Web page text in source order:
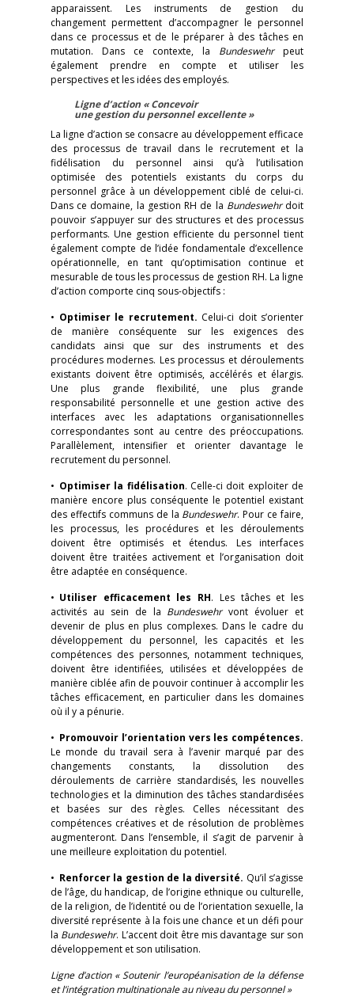
apparaissent. Les instruments de gestion du
changement permettent d’accompagner le personnel
dans ce processus et de le préparer à des tâches en
mutation. Dans ce contexte, la Bundeswehrpeut
également prendre en compte et utiliser les
perspectives et les idées des employés.
Ligne d’action « Concevoir
une gestion du personnel excellente »
La ligne d’action se consacre au développement efficace
des processus de travail dans le recrutement et la
fidélisation du personnel ainsi qu’à l’utilisation
optimisée des potentiels existants du corps du
personnel grâce à un développement ciblé de celui-ci.
Dans ce domaine, la gestion RH de la Bundeswehrdoit
pouvoir s’appuyer sur des structures et des processus
performants. Une gestion efficiente du personnel tient
également compte de l’idée fondamentale d’excellence
opérationnelle, en tant qu’optimisation continue et
mesurable de tous les processus de gestion RH. La ligne
d’action comporte cinq sous-objectifs :
• Optimiser le recrutement. Celui-ci doit s’orienter
de manière conséquente sur les exigences des
candidats ainsi que sur des instruments et des
procédures modernes. Les processus et déroulements
existants doivent être optimisés, accélérés et élargis.
Une plus grande flexibilité, une plus grande
responsabilité personnelle et une gestion active des
interfaces avec les adaptations organisationnelles
correspondantes sont au centre des préoccupations.
Parallèlement, intensifier et orienter davantage le
recrutement du personnel.
• Optimiser la fidélisation. Celle-ci doit exploiter de
manière encore plus conséquente le potentiel existant
des effectifs communs de la Bundeswehr. Pour ce faire,
les processus, les procédures et les déroulements
doivent être optimisés et étendus. Les interfaces
doivent être traitées activement et l’organisation doit
être adaptée en conséquence.
• Utiliser efficacement les RH. Les tâches et les
activités au sein de la Bundeswehrvont évoluer et
devenir de plus en plus complexes. Dans le cadre du
développement du personnel, les capacités et les
compétences des personnes, notamment techniques,
doivent être identifiées, utilisées et développées de
manière ciblée afin de pouvoir continuer à accomplir les
tâches efficacement, en particulier dans les domaines
où il y a pénurie.
• Promouvoir l’orientation vers les compétences.
Le monde du travail sera à l’avenir marqué par des
changements constants, la dissolution des
déroulements de carrière standardisés, les nouvelles
technologies et la diminution des tâches standardisées
et basées sur des règles. Celles nécessitant des
compétences créatives et de résolution de problèmes
augmenteront. Dans l’ensemble, il s’agit de parvenir à
une meilleure exploitation du potentiel.
• Renforcer la gestion de la diversité. Qu’il s’agisse
de l’âge, du handicap, de l’origine ethnique ou culturelle,
de la religion, de l’identité ou de l’orientation sexuelle, la
diversité représente à la fois une chance et un défi pour
la Bundeswehr. L’accent doit être mis davantage sur son
développement et son utilisation.
Ligne d’action « Soutenir l’européanisation de la défense
et l’intégration multinationale au niveau du personnel »